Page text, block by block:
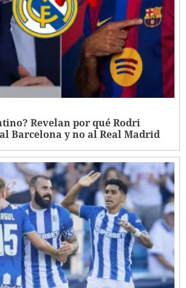
Revelan por qué Rodri
Barcelona y no al Real Madrid